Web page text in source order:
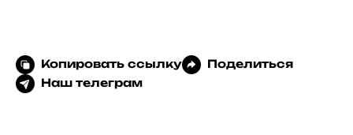
Копировать ссылку
Поделиться
Наш телеграм